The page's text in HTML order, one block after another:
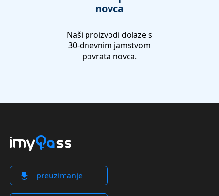
novca
Naši proizvodi dolaze s
30-dnevnim jamstvom
povrata novca.
preuzimanje